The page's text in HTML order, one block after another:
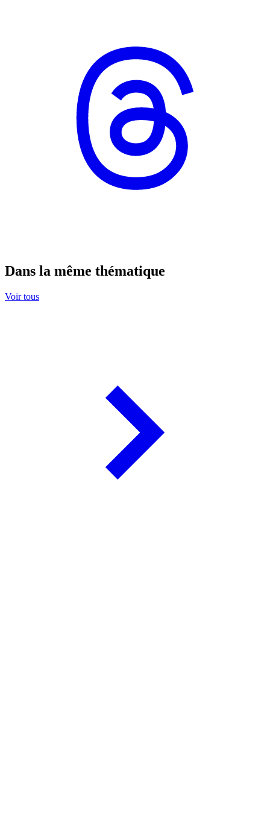
Dans la même thématique
Voir tous